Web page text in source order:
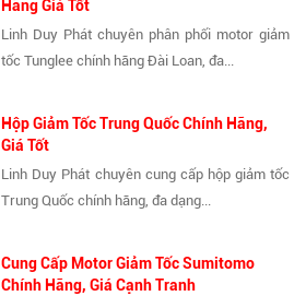
Hãng Giá Tốt
Linh Duy Phát chuyên phân phối motor giảm
tốc Tunglee chính hãng Đài Loan, đa...
Hộp Giảm Tốc Trung Quốc Chính Hãng,
Giá Tốt
Linh Duy Phát chuyên cung cấp hộp giảm tốc
Trung Quốc chính hãng, đa dạng...
Cung Cấp Motor Giảm Tốc Sumitomo
Chính Hãng, Giá Cạnh Tranh